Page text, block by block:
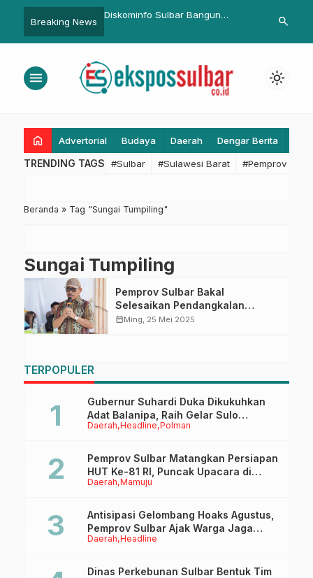
Breaking News
Ini Penting
Etika
Diskominfo Sulbar Bangun
Pesan
Kedepankan
search
menu light_mode
home Advertorial Budaya Daerah Dengar Berita
TRENDING TAGS #Sulbar #Sulawesi Barat #Pemprov
Beranda » Tag "Sungai Tumpiling"
Sungai Tumpiling
Pemprov Sulbar Bakal
Selesaikan Pendangkalan
Sungai Matakali, Sungai
calendar_monthMing, 25 Mei 2025
TERPOPULER
Daerah Headline Polman
Gubernur Suhardi Duka Dikukuhkan
Adat Balanipa, Raih Gelar Sulo
Tappidena
Daerah Mamuju
Pemprov Sulbar Matangkan Persiapan
HUT Ke-81 RI, Puncak Upacara di
Lapangan Ahmad Kirang
Daerah Headline
Antisipasi Gelombang Hoaks Agustus,
Pemprov Sulbar Ajak Warga Jaga
Ruang Digital
Dinas Perkebunan Sulbar Bentuk Tim